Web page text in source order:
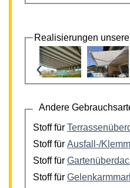
Realisierungen
‹
Andere
Stoff für
Stoff für Ausfall-/
Stoff für
Stoff für